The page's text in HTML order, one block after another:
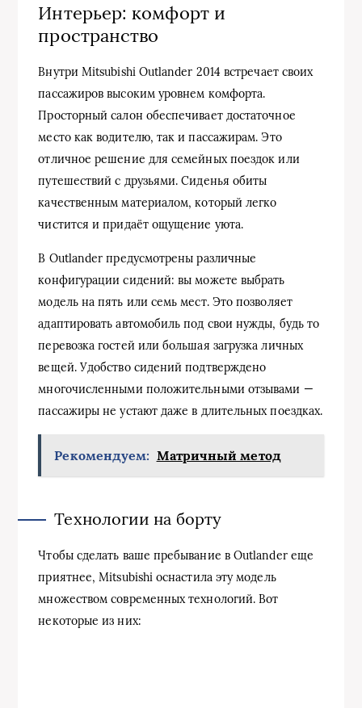
Интерьер: комфорт и
пространство
Внутри Mitsubishi Outlander 2014 встречает своих
пассажиров высоким уровнем комфорта.
Просторный салон обеспечивает достаточное
место как водителю, так и пассажирам. Это
отличное решение для семейных поездок или
путешествий с друзьями. Сиденья обиты
качественным материалом, который легко
чистится и придаёт ощущение уюта.
В Outlander предусмотрены различные
конфигурации сидений: вы можете выбрать
модель на пять или семь мест. Это позволяет
адаптировать автомобиль под свои нужды, будь то
перевозка гостей или большая загрузка личных
вещей. Удобство сидений подтверждено
многочисленными положительными отзывами —
пассажиры не устают даже в длительных поездках.
Рекомендуем: Матричный метод
Технологии на борту
Чтобы сделать ваше пребывание в Outlander еще
приятнее, Mitsubishi оснастила эту модель
множеством современных технологий. Вот
некоторые из них: